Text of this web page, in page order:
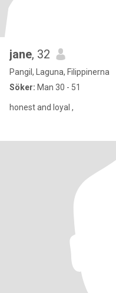
jane, 32
Pangil, Laguna, Filippinerna
Söker: Man 30 - 51
honest and loyal ,